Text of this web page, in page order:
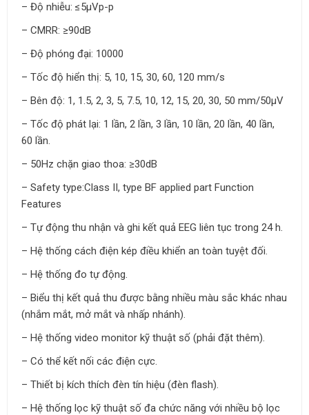
– Độ nhiễu: ≤5µVp-p
– CMRR: ≥90dB
– Độ phóng đại: 10000
– Tốc độ hiển thị: 5, 10, 15, 30, 60, 120 mm/s
– Bên độ: 1, 1.5, 2, 3, 5, 7.5, 10, 12, 15, 20, 30, 50 mm/50µV
– Tốc độ phát lại: 1 lần, 2 lần, 3 lần, 10 lần, 20 lần, 40 lần,
60 lần.
– 50Hz chặn giao thoa: ≥30dB
– Safety type:Class II, type BF applied part Function
Features
– Tự động thu nhận và ghi kết quả EEG liên tục trong 24 h.
– Hệ thống cách điện kép điều khiển an toàn tuyệt đối.
– Hệ thống đo tự động.
– Biểu thị kết quả thu được bằng nhiều màu sắc khác nhau
(nhắm mắt, mở mắt và nhấp nhánh).
– Hệ thống video monitor kỹ thuật số (phải đặt thêm).
– Có thể kết nối các điện cực.
– Thiết bị kích thích đèn tín hiệu (đèn flash).
– Hệ thống lọc kỹ thuật số đa chức năng với nhiều bộ lọc